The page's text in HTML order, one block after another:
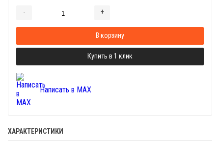
- +
В корзину
Купить в 1 клик
Написать в MAX
ХАРАКТЕРИСТИКИ